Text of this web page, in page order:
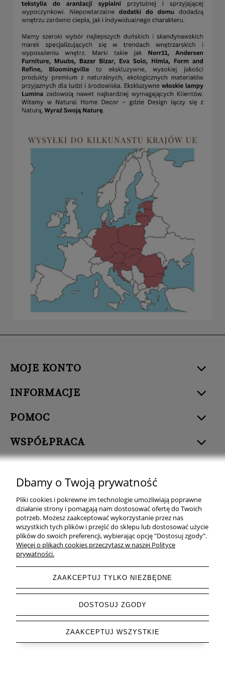
MOJE KONTO
INFORMACJE
POMOC
WSPÓŁPRACA
Natural Home Decor | E-mail: sklep at naturalhomedecor.pl | Tel.:
507 707 299| NIP: 7971800592 | REGON: 381429127
Copyright © 2026 - Naturalhomedecor.pl
pokaż pełną wersję strony
Sklep internetowy Shoper.pl
Dbamy o Twoją prywatność
Pliki cookies i pokrewne im technologie umożliwiają poprawne
działanie strony i pomagają nam dostosować ofertę do Twoich
potrzeb. Możesz zaakceptować wykorzystanie przez nas
wszystkich tych plików i przejść do sklepu lub dostosować użycie
plików do swoich preferencji, wybierając opcję "Dostosuj zgody".
Więcej o plikach cookies przeczytasz w naszej Polityce
prywatności.
ZAAKCEPTUJ TYLKO NIEZBĘDNE
DOSTOSUJ ZGODY
ZAAKCEPTUJ WSZYSTKIE